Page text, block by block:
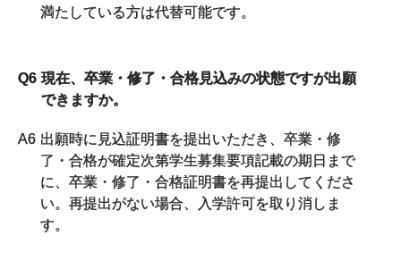
満たしている方は代替可能です。
Q6 現在、卒業・修了・合格見込みの状態ですが出願
できますか。
A6 出願時に見込証明書を提出いただき、卒業・修
了・合格が確定次第学生募集要項記載の期日まで
に、卒業・修了・合格証明書を再提出してくださ
い。再提出がない場合、入学許可を取り消しま
す。